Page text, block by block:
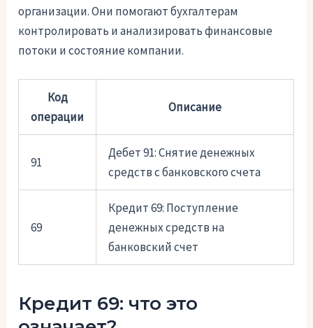
организации. Они помогают бухгалтерам
контролировать и анализировать финансовые
потоки и состояние компании.
Код
операции
Описание
91
Дебет 91: Снятие денежных
средств с банковского счета
69
Кредит 69: Поступление
денежных средств на
банковский счет
Кредит 69: что это